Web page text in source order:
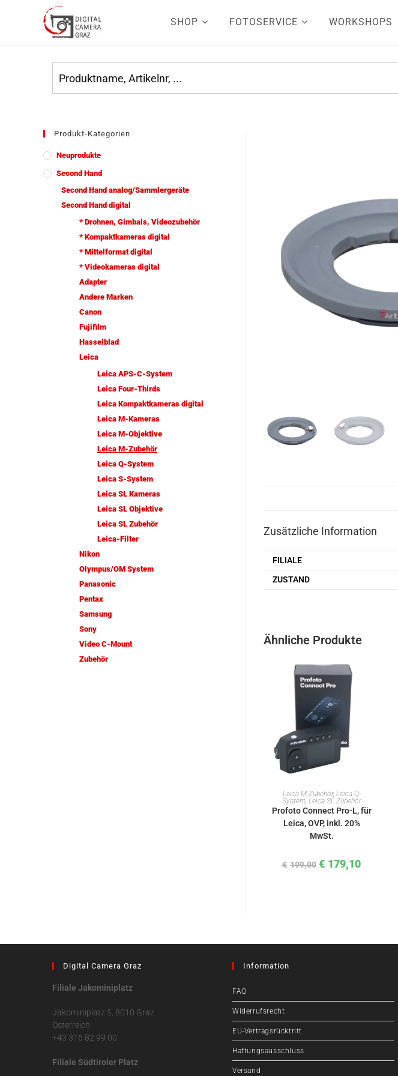
SHOP FOTOSERVICE WORKSHOPS
Zusätzliche Information
FILIALE
ZUSTAND
Ähnliche Produkte
IN DEN WARENKORB
Leica M-Zubehör, Leica Q-
System, Leica SL Zubehör
Profoto Connect Pro-L, für
Leica, OVP, inkl. 20%
MwSt.
€ 199,00 € 179,10
Produkt-Kategorien
Neuprodukte
Second Hand
Second Hand analog/Sammlergeräte
Second Hand digital
* Drohnen, Gimbals, Videozubehör
* Kompaktkameras digital
* Mittelformat digital
* Videokameras digital
Adapter
Andere Marken
Canon
Fujifilm
Hasselblad
Leica
Leica APS-C-System
Leica Four-Thirds
Leica Kompaktkameras digital
Leica M-Kameras
Leica M-Objektive
Leica M-Zubehör
Leica Q-System
Leica S-System
Leica SL Kameras
Leica SL Objektive
Leica SL Zubehör
Leica-Filter
Nikon
Olympus/OM System
Panasonic
Pentax
Samsung
Sony
Video C-Mount
Zubehör
Digital Camera Graz
Filiale Jakominiplatz
Jakominiplatz 5, 8010 Graz
Österreich
+43 316 82 99 00
Filiale Südtiroler Platz
Information
FAQ
Widerrufsrecht
EU-Vertragsrücktritt
Haftungsausschluss
Versand